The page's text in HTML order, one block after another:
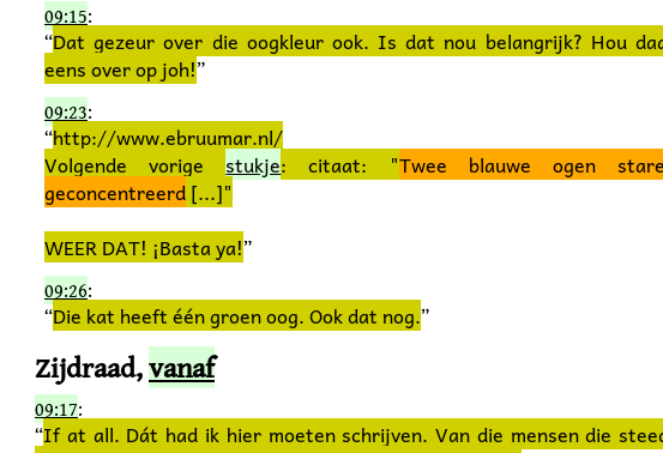
09:15:
“Dat gezeur over die oogkleur ook. Is dat nou belangrijk? Hou
eens over op joh!”
09:23:
“http://www.ebruumar.nl/
Volgende vorige stukje: citaat: "Twee blauwe ogen
geconcentreerd[...]"
WEER DAT! ¡Basta ya!”
09:26:
“Die kat heeft één groen oog. Ook dat nog.”
Zijdraad,vanaf
09:17:
“If at all. Dát had ik hier moeten schrijven. Van die mensen die